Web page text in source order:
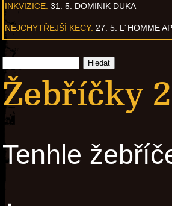
INKVIZICE: 31. 5. DOMINIK DUKA
NEJCHYTŘEJŠÍ KECY: 27. 5. L´HOMME
Žebříčky
Tenhle